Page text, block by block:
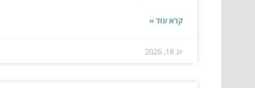
קרא עוד »
יונ 18, 2026